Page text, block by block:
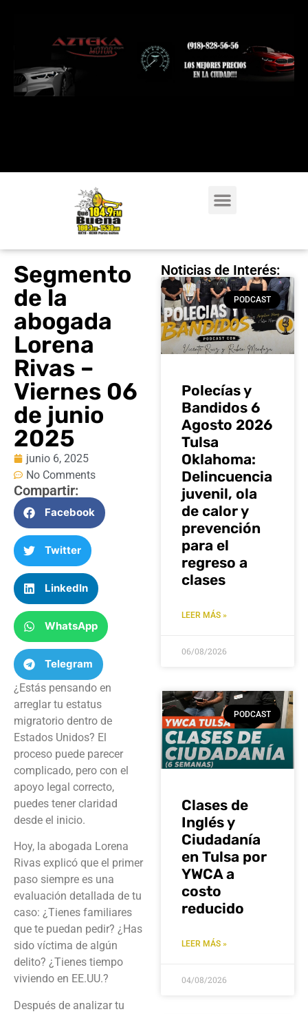
Segmento
de la
abogada
Lorena
Rivas –
Viernes 06
de junio
2025
junio 6, 2025
No Comments
Compartir:
Facebook
Twitter
LinkedIn
WhatsApp
Telegram
¿Estás pensando en
arreglar tu estatus
migratorio dentro de
Estados Unidos? El
proceso puede parecer
complicado, pero con el
apoyo legal correcto,
puedes tener claridad
desde el inicio.
Hoy, la abogada Lorena
Rivas explicó que el primer
paso siempre es una
evaluación detallada de tu
caso: ¿Tienes familiares
que te puedan pedir? ¿Has
sido víctima de algún
delito? ¿Tienes tiempo
viviendo en EE.UU.?
Después de analizar tu
Noticias de Interés:
PODCAST
Polecías y
Bandidos 6
Agosto 2026
Tulsa
Oklahoma:
Delincuencia
juvenil, ola
de calor y
prevención
para el
regreso a
clases
LEER MÁS »
06/08/2026
PODCAST
Clases de
Inglés y
Ciudadanía
en Tulsa por
YWCA a
costo
reducido
LEER MÁS »
04/08/2026